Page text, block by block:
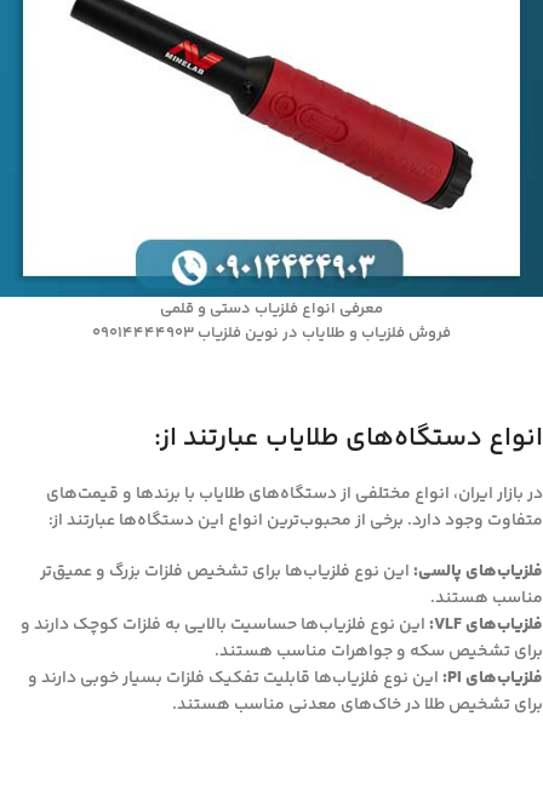
معرفی انواع فلزیاب دستی و قلمی
فروش فلزیاب و طلایاب در نوین فلزیاب 09014444903
انواع دستگاه‌های طلایاب عبارتند از:
در بازار ایران، انواع مختلفی از دستگاه‌های طلایاب با برندها و قیمت‌های
متفاوت وجود دارد. برخی از محبوب‌ترین انواع این دستگاه‌ها عبارتند از:
فلزیاب‌های پالسی: این نوع فلزیاب‌ها برای تشخیص فلزات بزرگ و عمیق‌تر
مناسب هستند.
فلزیاب‌های VLF:
این نوع فلزیاب‌ها حساسیت بالایی به فلزات کوچک دارند و
برای تشخیص سکه و جواهرات مناسب هستند.
فلزیاب‌های PI:
این نوع فلزیاب‌ها قابلیت تفکیک فلزات بسیار خوبی دارند و
برای تشخیص طلا در خاک‌های معدنی مناسب هستند.